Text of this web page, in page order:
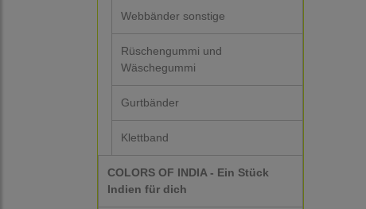
Webbänder sonstige
Rüschengummi und
Wäschegummi
Gurtbänder
Klettband
COLORS OF INDIA - Ein Stück
Indien für dich